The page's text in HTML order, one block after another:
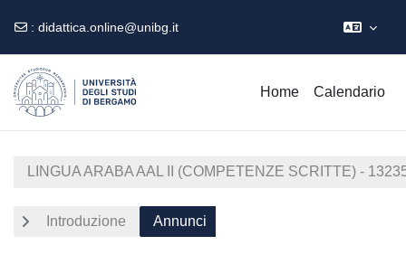
: didattica.online@unibg.it
Home Calendario
LINGUA ARABA AAL II (COMPETENZE SCRITTE) -
Introduzione Annunci